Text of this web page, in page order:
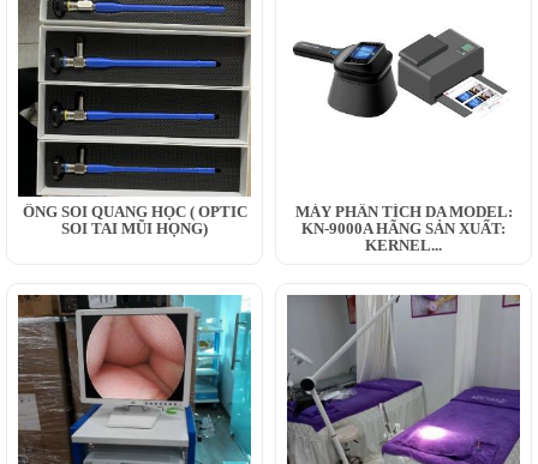
ỐNG SOI QUANG HỌC ( OPTIC
SOI TAI MŨI HỌNG)
MÁY PHÂN TÍCH DA MODEL:
KN-9000A HÃNG SẢN XUẤT:
KERNEL...